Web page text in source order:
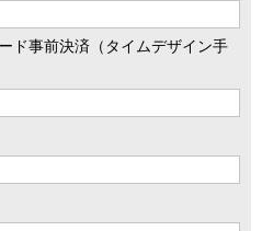
ド事前決済（タイムデザイン手